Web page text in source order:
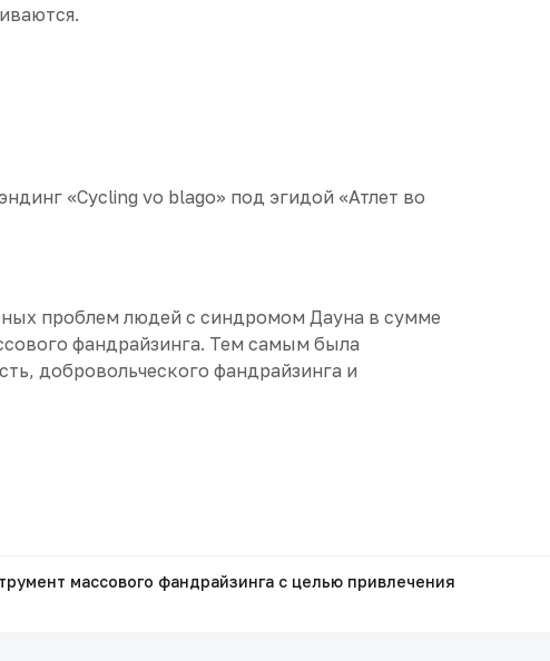
«Cycling vo blago» под эгидой «Атлет во
проблем людей с синдромом Дауна в сумме
фандрайзинга. Тем самым была
добровольческого фандрайзинга и
массового фандрайзинга с целью привлечения